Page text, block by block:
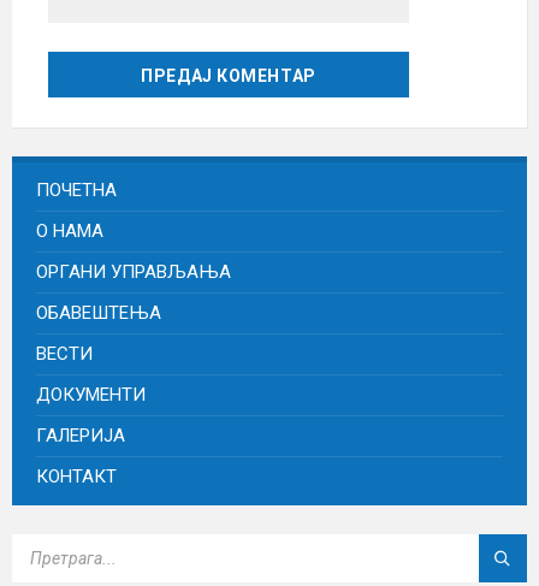
ПОЧЕТНА
О НАМА
ОРГАНИ УПРАВЉАЊА
ОБАВЕШТЕЊА
ВЕСТИ
ДОКУМЕНТИ
ГАЛЕРИЈА
КОНТАКТ